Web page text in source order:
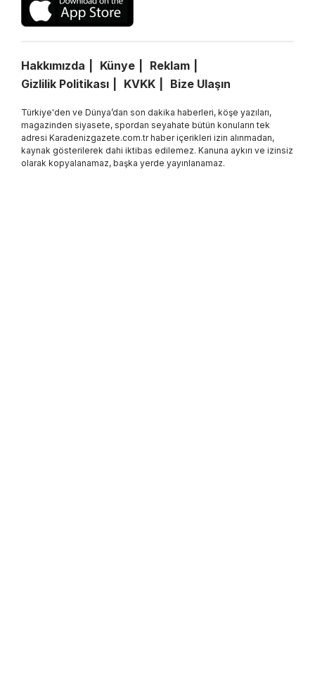
Hakkımızda Künye
Reklam
Gizlilik Politikası
KVKK Bize Ulaşın
Türkiye'den ve Dünya’dan son dakika haberleri, köşe yazıları,
magazinden siyasete, spordan seyahate bütün konuların tek
adresi Karadenizgazete.com.tr haber içerikleri izin alınmadan,
kaynak gösterilerek dahi iktibas edilemez. Kanuna aykırı ve izinsiz
olarak kopyalanamaz, başka yerde yayınlanamaz.